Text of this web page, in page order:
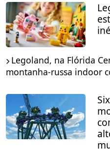
Legoland, na Flórida
montanha-russa indoor